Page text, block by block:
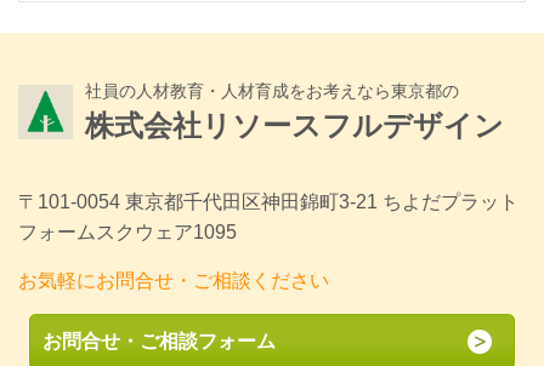
社員の人材教育・人材育成をお考えなら東京都の
株式会社リソースフルデザイン
〒101-0054 東京都千代田区神田錦町3-21 ちよだプラット
フォームスクウェア1095
お気軽にお問合せ・ご相談ください
お問合せ・ご相談フォーム